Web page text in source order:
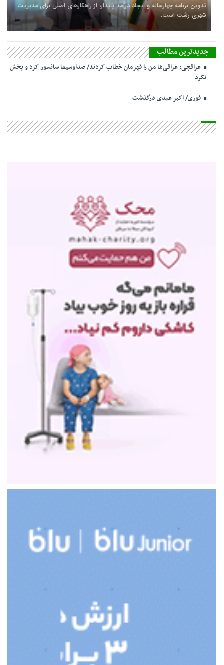
تدوین برنامه چهارساله و ایجاد درآمد پایدار، از راهکارهای اصلی برای مدیریت
شهری رشت است.
سفر شهردار و رئیس شورای شهر رشت به کشور چین
جدیدترین مطالب
عراقچی: عراقی‌ها من را قهرمان خطاب کردند/ صداوسیما سانسور کرد و پخش
نکرد
فوری/ اکبر عبدی درگذشت